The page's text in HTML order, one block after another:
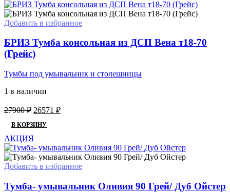
Добавить в избранное
БРИЗ Тумба консольная из ДСП Вена т18-70
(Грейс)
Тумбы под умывальник и столешницы
1 в наличии
27900₽ Первоначальная
составляла
27900 ₽.
26571 ₽Текущая
В КОРЗИНУ
АКЦИЯ
Добавить в избранное
Тумба- умывальник Оливия 90 Грей/ Дуб Ойстер